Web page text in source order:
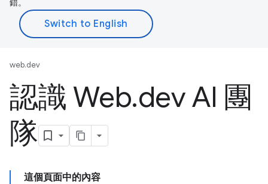
錯。
web.dev
認識 Web.dev AI 團
隊
這個頁面中的內容